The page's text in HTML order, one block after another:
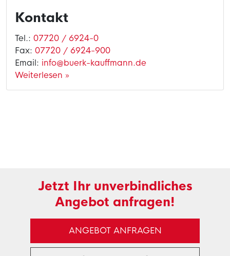
Kontakt
Tel.: 07720 / 6924-0
Fax: 07720 / 6924-900
Email: info@buerk-kauffmann.de
Weiterlesen »
Jetzt Ihr unverbindliches
Angebot anfragen!
ANGEBOT ANFRAGEN